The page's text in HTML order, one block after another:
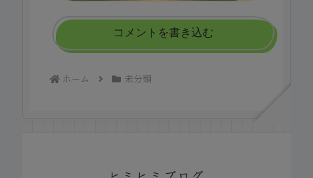
コメントを書き込む
ホーム 未分類